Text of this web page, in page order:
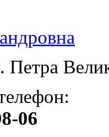
Петра
06